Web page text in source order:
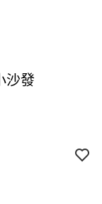
沙發